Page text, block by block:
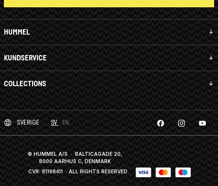
HUMMEL
KUNDSERVICE
COLLECTIONS
SVERIGE SV EN
© HUMMEL A/S · BALTICAGADE 20,
8000 AARHUS C, DENMARK
CVR: 81198411 · ALL RIGHTS RESERVED